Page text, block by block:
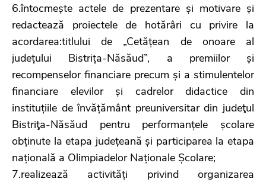
6.întocmește actele de prezentare și motivare și
redactează proiectele de hotărâri cu privire la
acordarea:titlului de „Cetățean de onoare al
județului Bistrița-Năsăud”, a premiilor și
recompenselor financiare precum și a stimulentelor
financiare elevilor și cadrelor didactice din
instituțiile de învățământ preuniversitar din judeţul
Bistriţa-Năsăud pentru performanțele școlare
obținute la etapa județeană și participarea la etapa
națională a Olimpiadelor Naționale Școlare;
7.realizează activități privind organizarea